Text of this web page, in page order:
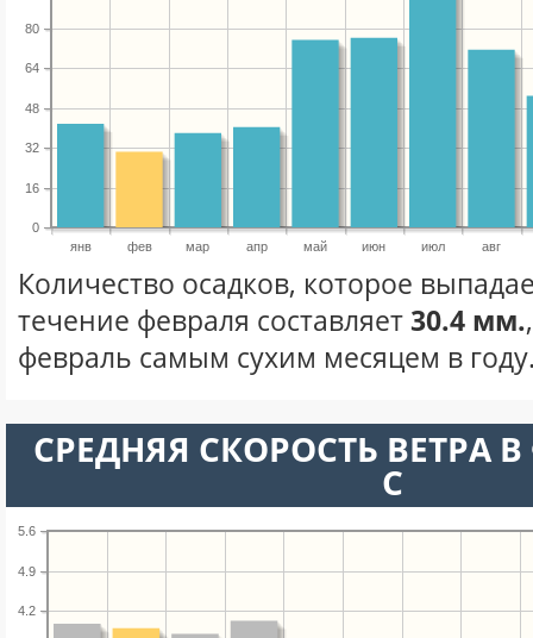
янв фев мар апр май июн июл авг
0
16
32
48
64
80
Количество осадков, которое
течение февраля составляет30.4 мм.
февраль самым сухим месяцем в
СРЕДНЯЯ СКОРОСТЬ ВЕТРА
С
4.2
4.9
5.6